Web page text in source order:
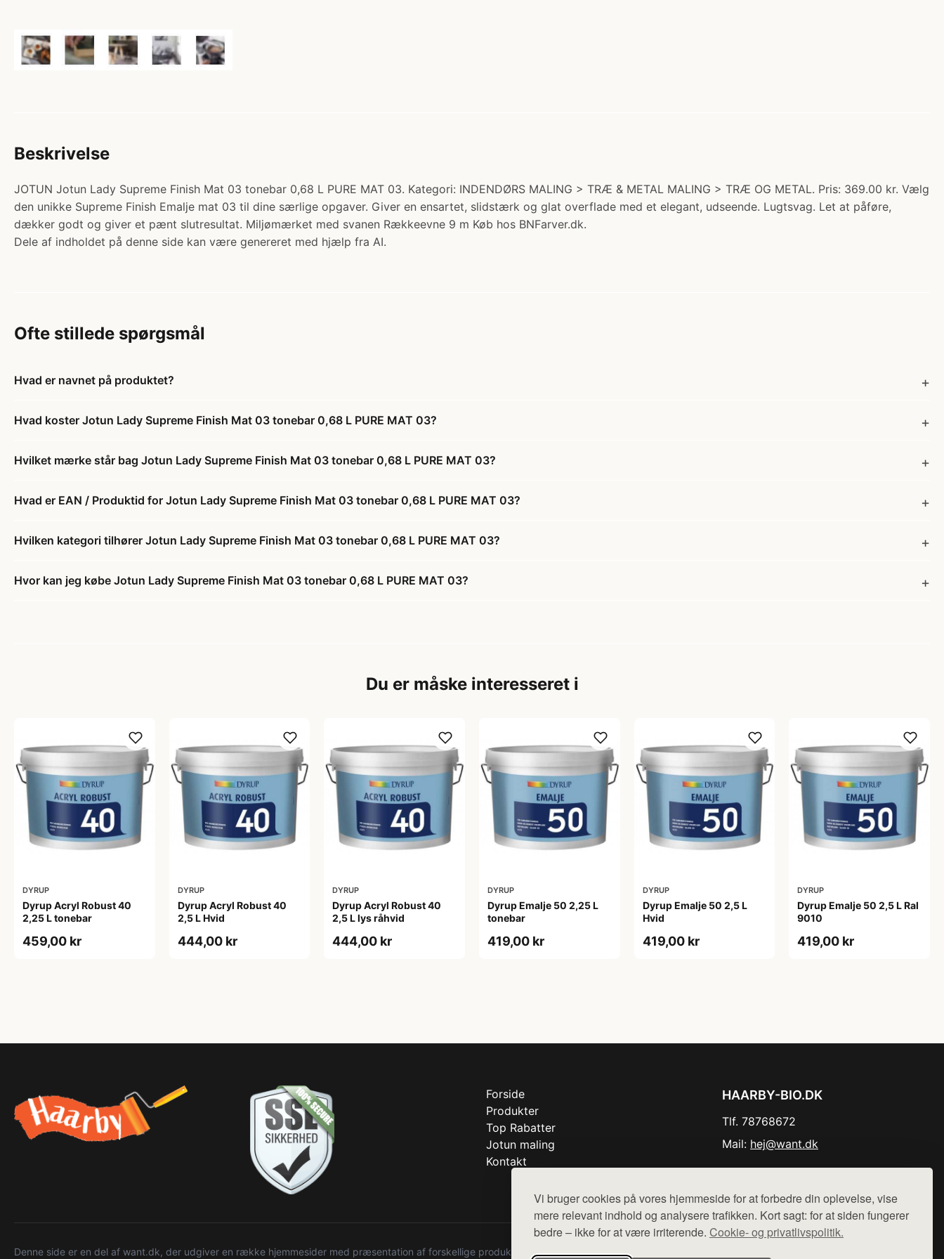
Vi bruger cookies på vores hjemmeside for at forbedre din oplevelse, vise
mere relevant indhold og analysere trafikken. Kort sagt: for at siden fungerer
bedre – ikke for at være irriterende. Cookie- og privatlivspolitik.
Beskrivelse
JOTUN Jotun Lady Supreme Finish Mat 03 tonebar 0,68 L PURE MAT 03. Kategori: INDENDØRS MALING > TRÆ & METAL MALING > TRÆ OG METAL. Pris: 369.00 kr. Vælg
den unikke Supreme Finish Emalje mat 03 til dine særlige opgaver. Giver en ensartet, slidstærk og glat overflade med et elegant, udseende. Lugtsvag. Let at påføre,
dækker godt og giver et pænt slutresultat. Miljømærket med svanen Rækkeevne 9 m Køb hos BNFarver.dk.
Dele af indholdet på denne side kan være genereret med hjælp fra AI.
Ofte stillede spørgsmål
Hvad er navnet på produktet?
Hvad koster Jotun Lady Supreme Finish Mat 03 tonebar 0,68 L PURE MAT 03?
Hvilket mærke står bag Jotun Lady Supreme Finish Mat 03 tonebar 0,68 L PURE MAT 03?
Hvad er EAN / Produktid for Jotun Lady Supreme Finish Mat 03 tonebar 0,68 L PURE MAT 03?
Hvilken kategori tilhører Jotun Lady Supreme Finish Mat 03 tonebar 0,68 L PURE MAT 03?
Hvor kan jeg købe Jotun Lady Supreme Finish Mat 03 tonebar 0,68 L PURE MAT 03?
Du er måske interesseret i
DYRUP
Dyrup Acryl Robust 40
2,25 L tonebar
459,00 kr
DYRUP
Dyrup Acryl Robust 40
2,5 L Hvid
444,00 kr
DYRUP
Dyrup Acryl Robust 40
2,5 L lys råhvid
444,00 kr
DYRUP
Dyrup Emalje 50 2,25 L
tonebar
419,00 kr
DYRUP
Dyrup Emalje 50 2,5 L
Hvid
419,00 kr
DYRUP
Dyrup Emalje 50 2,5 L Ral
9010
419,00 kr
Forside
Produkter
Top Rabatter
Jotun maling
Kontakt
HAARBY-BIO.DK
Tlf. 78768672
Mail: hej@want.dk
Denne side er en del af want.dk, der udgiver en række hjemmesider med præsentation af forskellige produkter fra diverse webshops. Der sælges ikke varer fra denne side - vi henviser til de shops,